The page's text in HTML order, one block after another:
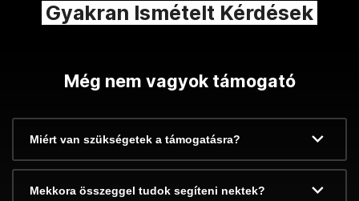
Gyakran Ismételt Kérdések
Még nem vagyok támogató
Miért van szükségetek a támogatásra?
Mekkora összeggel tudok segíteni nektek?